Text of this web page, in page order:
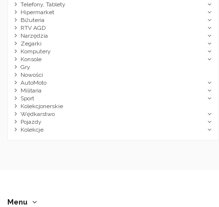
Telefony, Tablety
Hipermarket
Biżuteria
RTV AGD
Narzędzia
Zegarki
Komputery
Konsole
Gry
Nowości
AutoMoto
Militaria
Sport
Kolekcjonerskie
Wędkarstwo
Pojazdy
Kolekcje
Menu